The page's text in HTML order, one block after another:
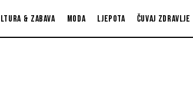
& zabava Moda Ljepota Čuvaj zdravlje